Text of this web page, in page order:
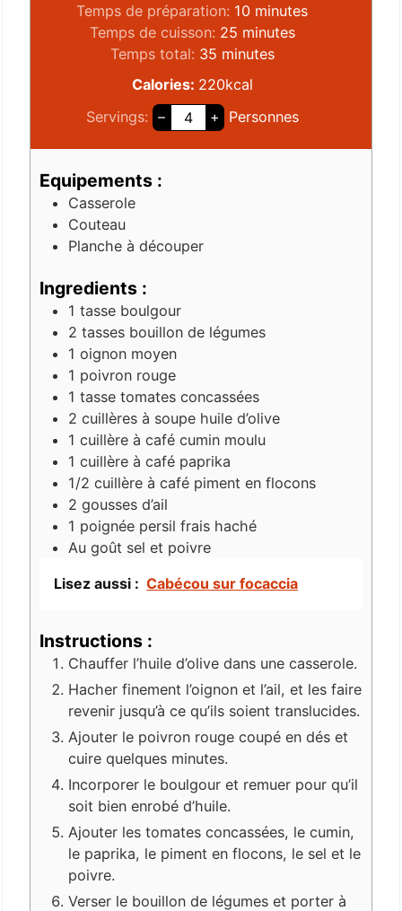
Temps de préparation: 10 minutes
Temps de cuisson: 25 minutes
Temps total: 35 minutes
Calories: 220kcal
Servings: – + Personnes
Equipements :
Casserole
Couteau
Planche à découper
Ingredients :
1 tasse boulgour
2 tasses bouillon de légumes
1 oignon moyen
1 poivron rouge
1 tasse tomates concassées
2 cuillères à soupe huile d’olive
1 cuillère à café cumin moulu
1 cuillère à café paprika
1/2 cuillère à café piment en flocons
2 gousses d’ail
1 poignée persil frais haché
Au goût sel et poivre
Lisez aussi : Cabécou sur focaccia
Instructions :
Chauffer l’huile d’olive dans une casserole.
Hacher finement l’oignon et l’ail, et les faire
revenir jusqu’à ce qu’ils soient translucides.
Ajouter le poivron rouge coupé en dés et
cuire quelques minutes.
Incorporer le boulgour et remuer pour qu’il
soit bien enrobé d’huile.
Ajouter les tomates concassées, le cumin,
le paprika, le piment en flocons, le sel et le
poivre.
Verser le bouillon de légumes et porter à